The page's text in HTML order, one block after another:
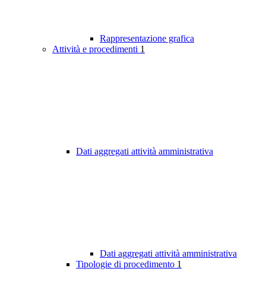
Rappresentazione grafica
Attività e procedimenti 1
Dati aggregati attività amministrativa
Dati aggregati attività amministrativa
Tipologie di procedimento 1